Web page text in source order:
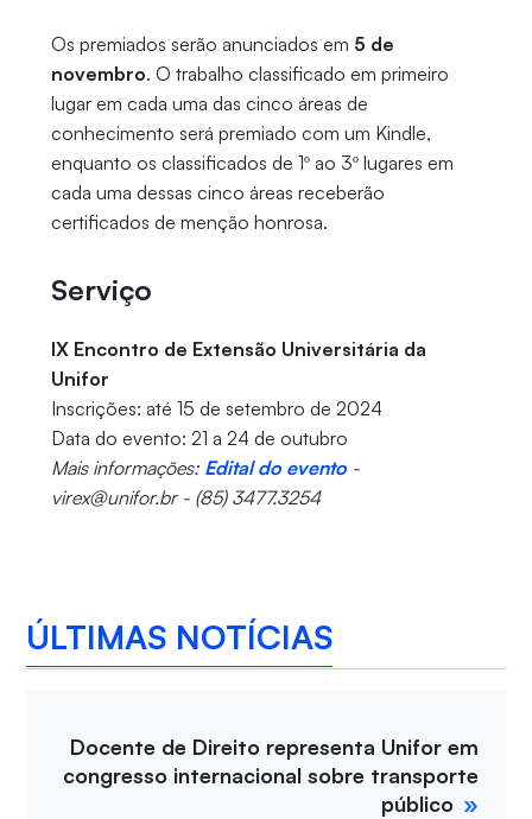
Os premiados serão anunciados em 5 de
novembro. O trabalho classificado em primeiro
lugar em cada uma das cinco áreas de
conhecimento será premiado com um Kindle,
enquanto os classificados de 1º ao 3º lugares em
cada uma dessas cinco áreas receberão
certificados de menção honrosa.
Serviço
IX Encontro de Extensão Universitária da
Unifor
Inscrições: até 15 de setembro de 2024
Data do evento: 21 a 24 de outubro
Mais informações: Edital do evento-
virex@unifor.br - (85) 3477.3254
ÚLTIMAS NOTÍCIAS
Docente de Direito representa Unifor em
congresso internacional sobre transporte
público